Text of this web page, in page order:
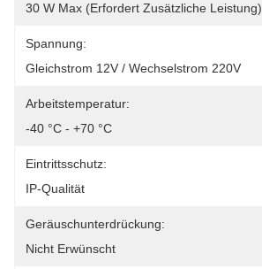
30 W Max (erfordert Zusätzliche Leistung)
Spannung:
Gleichstrom 12V / Wechselstrom 220V
Arbeitstemperatur:
-40 °C - +70 °C
Eintrittsschutz:
IP-Qualität
Geräuschunterdrückung:
Nicht Erwünscht